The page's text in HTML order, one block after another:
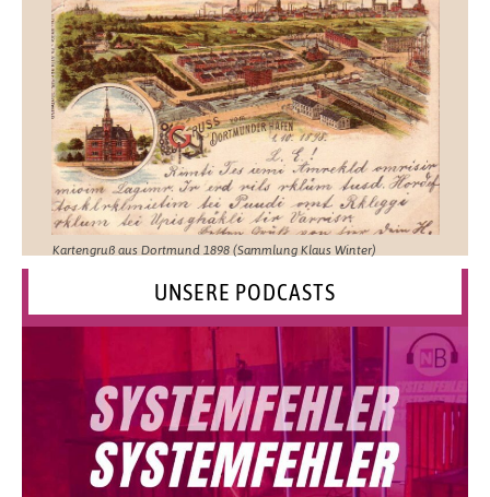
Kartengruß aus Dortmund 1898 (Sammlung Klaus Winter)
UNSERE PODCASTS